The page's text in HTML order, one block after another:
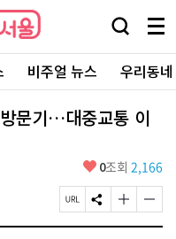
검
창
열
기
메
뉴
전
체
보
비주얼 뉴스 우리동
문기…대중교통 이
좋
요
0조회 2,166
페
이
S
N
글
자
글
자